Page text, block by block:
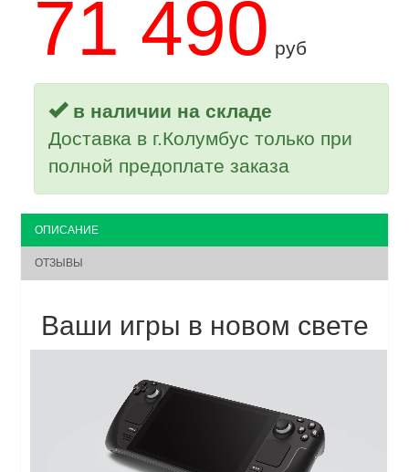
71 490 руб
в наличии на складе
Доставка в г.Колумбус только при
полной предоплате заказа
ОПИСАНИЕ
ОТЗЫВЫ
Ваши игры в новом свете